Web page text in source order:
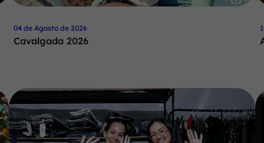
04 de Agosto de 2026
Cavalgada 2026